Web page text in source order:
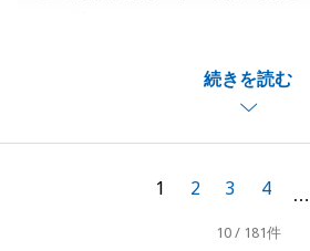
続きを読む
きまで迅速にご対応頂き、感謝申
税金面などでご不安もあったかと
つ解決していき、無事にご売却で
今後も何かございましたら、いつ
1 2 3 4 …
10 / 181件